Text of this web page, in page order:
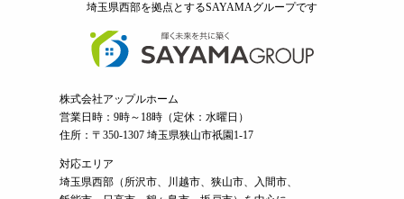
埼玉県西部を拠点とするSAYAMAグループです
株式会社アップルホーム
営業日時：9時～18時（定休：水曜日）
住所：〒350-1307 埼玉県狭山市祇園1-17
対応エリア
埼玉県西部（ 所沢市、 川越市、狭山市、入間市、